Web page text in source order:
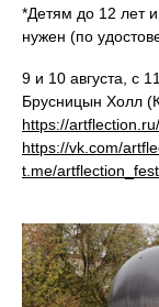
*Детям до 12 лет
нужен (по
9 и 10 августа, с
Брусницын Холл
https://artflection.ru/
https://vk.com/
t.me/artflection_fest